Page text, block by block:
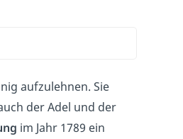
aufzulehnen. Sie
der Adel und der
im Jahr 1789 ein